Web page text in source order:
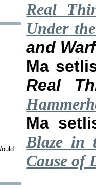
Real
Under
and
Ma
Real
Ma
Blaze in
Cause of